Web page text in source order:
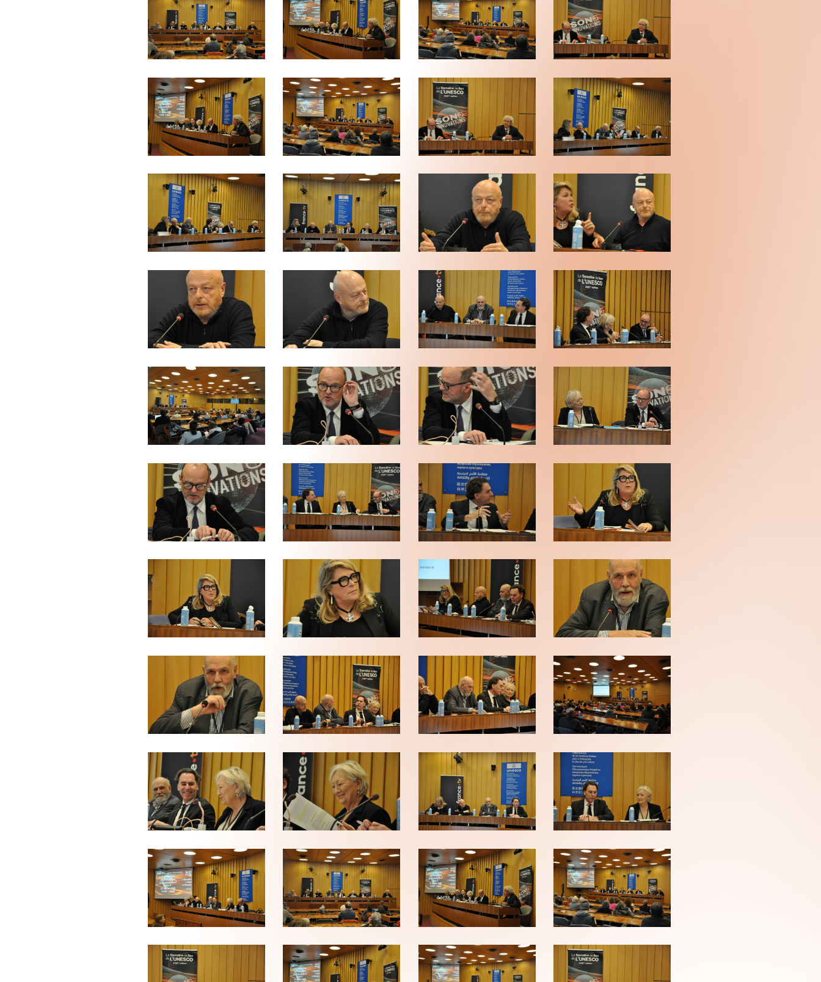
??? ???
(C)
Pierre
Arnaud
Blanchard
(C)
Pierre
Arnaud
Blanchard
(C)
Pierre
Arnaud
Blanchard
(C)
Pierre
Arnaud
Blanchard
Pierre
Arnaud
Blanchard
(C)
Pierre
Arnaud
(C)
Pierre
Arnaud
Blanchard
Pierre
Arnaud
Blanchard
(C)
Arnaud
Blanchard
(C)
Pierre
Arnaud
Blanchard
(C)
Pierre
Arnaud
Blanchard
(C)
Pierre
Arnaud
Blanchard
Pierre
Arnaud
Blanchard
(C)
Pierre
Arnaud
Blanchard
Pierre
Arnaud
Blanchard
(C)
Pierre
Arnaud
Blanchard
(C)
Pierre
Arnaud
Blanchard
(C)
Pierre
Arnaud
Blanchard
(C)
Pierre
Arnaud
Blanchard
Pierre
Arnaud
Blanchard
(C)
Pierre
Arnaud
Blanchard
(C)
Pierre
Arnaud
Blanchard
(C)
Pierre
Arnaud
Blanchard
(C)
Pierre
Arnaud
Blanchard
(C)
Pierre
Arnaud
Blanchard
(C)
Pierre
Arnaud
Blanchard
(C)
Pierre
Arnaud
Blanchard
Arnaud
Blanchard
Arnaud
Blanchard
(C)
Pierre
Arnaud
Blanchard
(C)
Pierre
Arnaud
Blanchard
(C)
Pierre
Arnaud
Blanchard
(C)
Pierre
Arnaud
Blanchard
(C)
Pierre
(C)
Pierre